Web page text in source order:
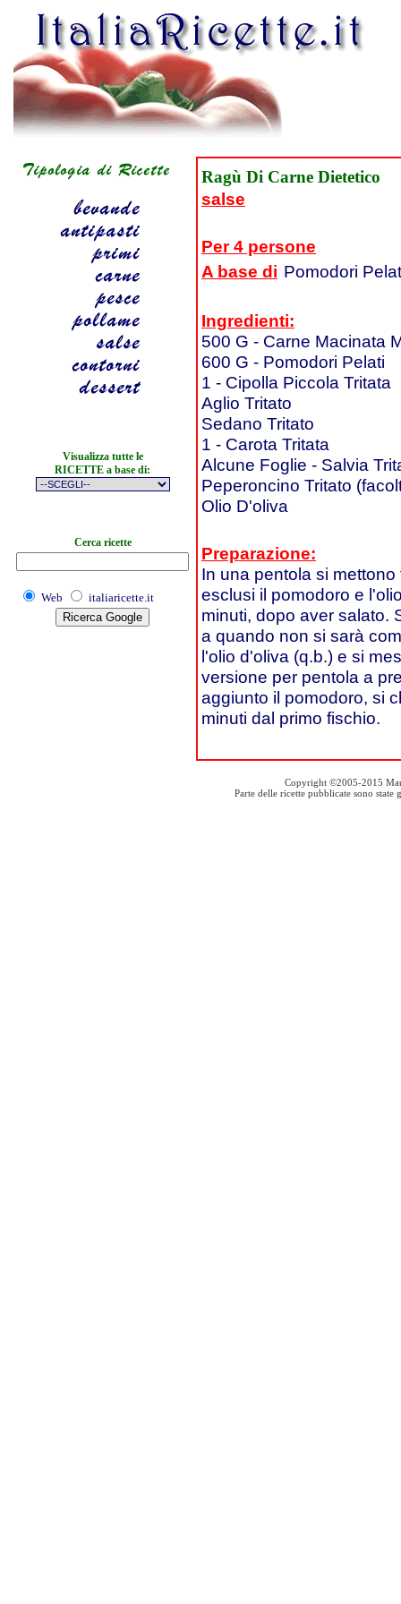
Visualizza tutte le
RICETTE a base di:
Cerca ricette
Web italiaricette.it
Ragù Di Carne Dietetico
salse
Per 4 persone
A base di Pomodori
Ingredienti:
500 G - Carne Macinata
600 G - Pomodori Pelati
1 - Cipolla Piccola Tritata
Aglio Tritato
Sedano Tritato
1 - Carota Tritata
Alcune Foglie - Salvia
Peperoncino Tritato
Olio D'oliva
Preparazione:
In una pentola si
esclusi il pomodoro e
minuti, dopo aver salato.
a quando non si sarà
l'olio d'oliva (q.b.) e si
versione per pentola a
aggiunto il pomodoro, si
minuti dal primo fischio.
Copyright ©2005-2015
Parte delle ricette pubblicate sono state